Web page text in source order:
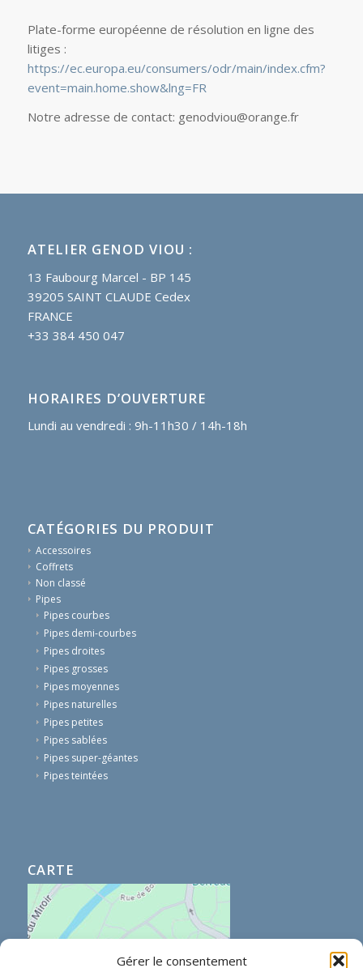
Gérer le consentement
Plate-forme européenne de résolution en ligne des
litiges :
https://ec.europa.eu/consumers/odr/main/index.cfm?
event=main.home.show&lng=FR
Notre adresse de contact: genodviou@orange.fr
ATELIER GENOD VIOU :
13 Faubourg Marcel - BP 145
39205 SAINT CLAUDE Cedex
FRANCE
+33 384 450 047
HORAIRES D’OUVERTURE
Lundi au vendredi : 9h-11h30 / 14h-18h
CATÉGORIES DU PRODUIT
Accessoires
Coffrets
Non classé
Pipes
Pipes courbes
Pipes demi-courbes
Pipes droites
Pipes grosses
Pipes moyennes
Pipes naturelles
Pipes petites
Pipes sablées
Pipes super-géantes
Pipes teintées
CARTE